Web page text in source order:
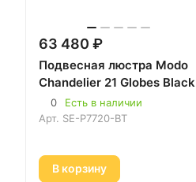
63 480 ₽
Подвесная люстра Modo
Chandelier 21 Globes Black
0
Есть в наличии
Арт. SE-P7720-BT
В корзину